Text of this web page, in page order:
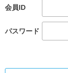
会員ID
パスワード